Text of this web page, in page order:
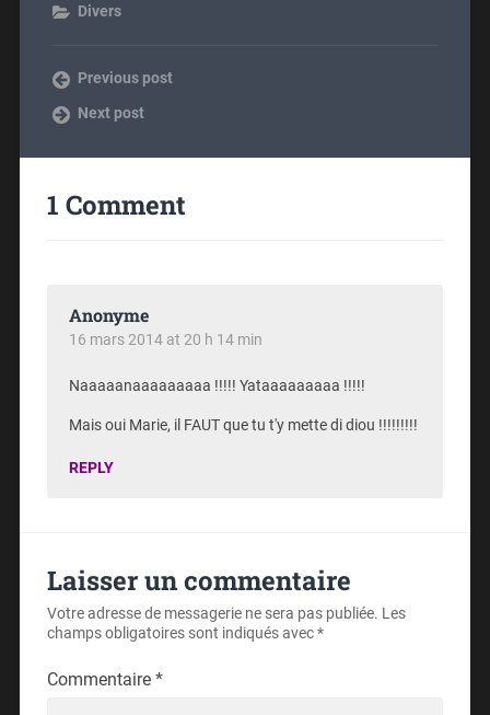
Divers
Previous post
Next post
1 Comment
Anonyme
16 mars 2014 at 20 h 14 min
Naaaaanaaaaaaaaa !!!!! Yataaaaaaaaa !!!!!
Mais oui Marie, il FAUT que tu t'y mette di diou !!!!!!!!!
REPLY
Laisser un commentaire
Votre adresse de messagerie ne sera pas publiée. Les
champs obligatoires sont indiqués avec*
Commentaire *